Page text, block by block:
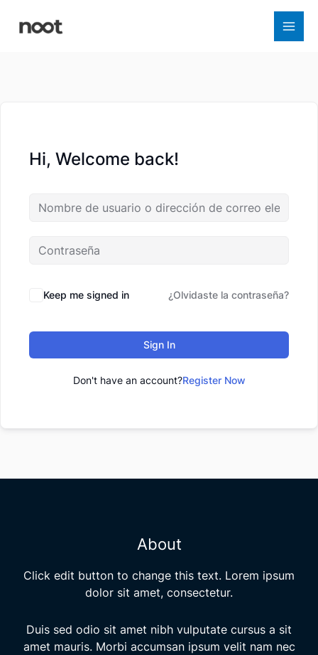
Hi, Welcome back!
Keep me signed in ¿Olvidaste la contraseña?
Sign In
Don't have an account?Register Now
About
Click edit button to change this text. Lorem ipsum
dolor sit amet, consectetur.
Duis sed odio sit amet nibh vulputate cursus a sit
amet mauris. Morbi accumsan ipsum velit nam nec